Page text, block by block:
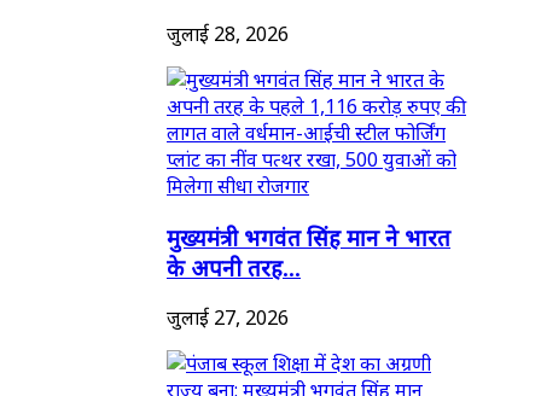
जुलाई 28, 2026
मुख्यमंत्री भगवंत सिंह मान ने भारत
के अपनी तरह...
जुलाई 27, 2026